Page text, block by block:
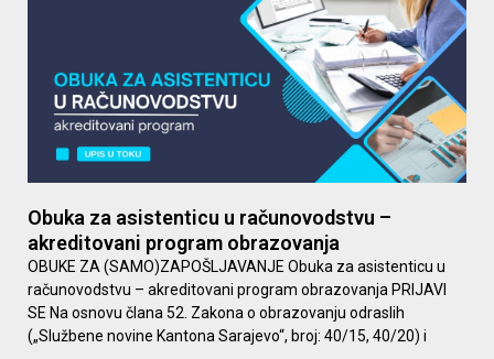
Obuka za asistenticu u računovodstvu –
akreditovani program obrazovanja
OBUKE ZA (SAMO)ZAPOŠLJAVANJE Obuka za asistenticu u
računovodstvu – akreditovani program obrazovanja PRIJAVI
SE Na osnovu člana 52. Zakona o obrazovanju odraslih
(„Službene novine Kantona Sarajevo“, broj: 40/15, 40/20) i